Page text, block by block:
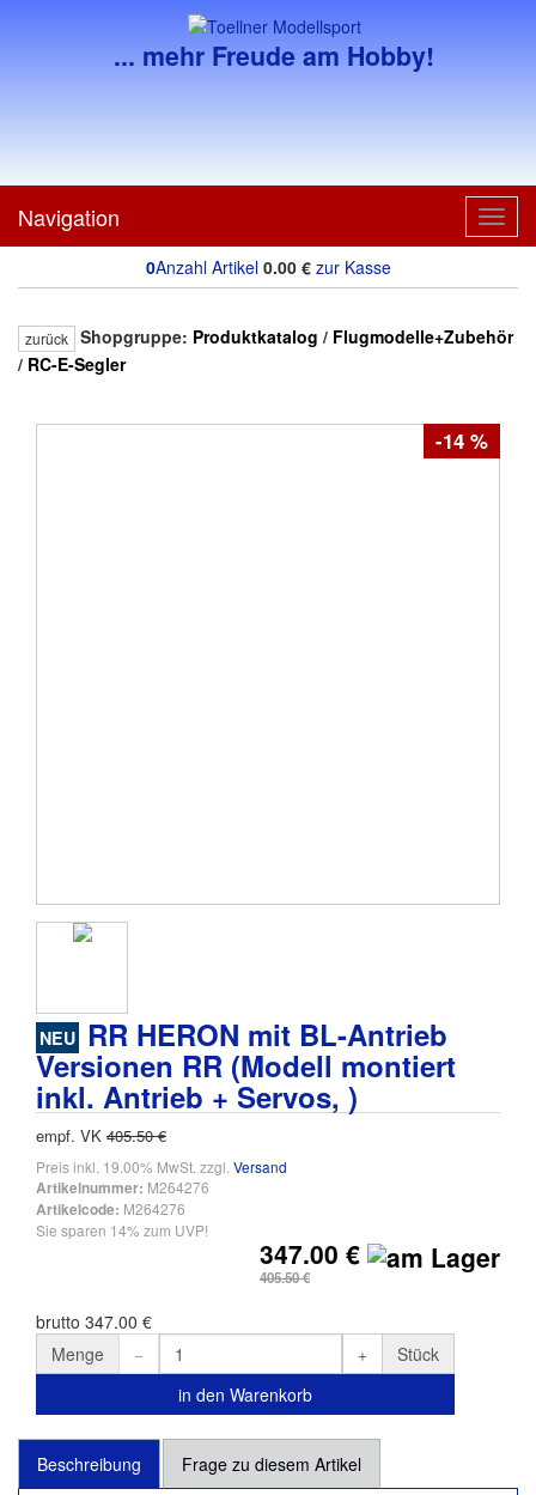
... mehr Freude am Hobby!
Navigation
0Anzahl Artikel 0.00€ zur Kasse
zurück Shopgruppe: Produktkatalog / Flugmodelle+Zubehör
/ RC-E-Segler
-14 %
NEU RR HERON mit BL-Antrieb
Versionen RR (Modell montiert
inkl. Antrieb + Servos, )
empf. VK 405.50 €
Preis inkl. 19.00% MwSt. zzgl. Versand
Artikelnummer: M264276
Artikelcode: M264276
Sie sparen 14% zum UVP!
347.00 €
405.50 €
brutto 347.00 €
Menge
Stück
in den Warenkorb
Beschreibung Frage zu diesem Artikel